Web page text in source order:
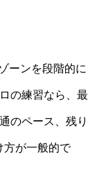
ーンを段階的に
の練習なら、最
のペース、残り
方が一般的で